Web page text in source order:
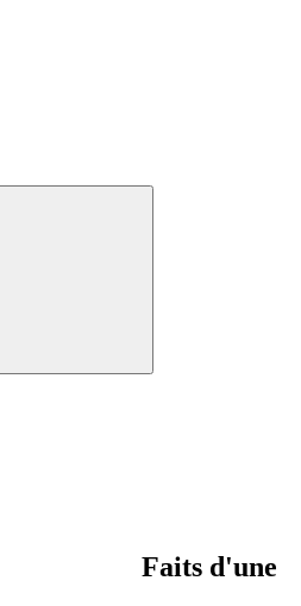
Faits d'une